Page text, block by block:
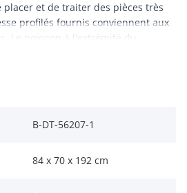
et de traiter des pièces très
profilés fournis conviennent aux
Le poinçon à l'extrémité du
remplacé par tout outil de
presse de garage très solide et
plage de travail jusqu'à 988mm, la
manuellement
plus rapidement en utilisant
vous pouvez constamment lire
B-DT-56207-1
84 x 70 x 192 cm